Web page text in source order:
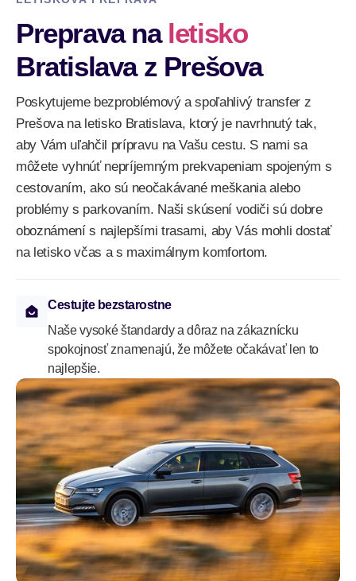
Preprava na letisko
Bratislava z Prešova
Poskytujeme bezproblémový a spoľahlivý transfer z
Prešova na letisko Bratislava, ktorý je navrhnutý tak,
aby Vám uľahčil prípravu na Vašu cestu. S nami sa
môžete vyhnúť nepríjemným prekvapeniam spojeným s
cestovaním, ako sú neočakávané meškania alebo
problémy s parkovaním. Naši skúsení vodiči sú dobre
oboznámení s najlepšími trasami, aby Vás mohli dostať
na letisko včas a s maximálnym komfortom.
Cestujte bezstarostne
Naše vysoké štandardy a dôraz na zákaznícku
spokojnosť znamenajú, že môžete očakávať len to
najlepšie.